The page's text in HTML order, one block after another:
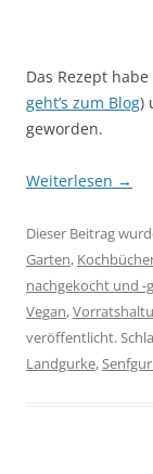
Das Rezept
geht’s zum Blog)
geworden.
Weiterlesen →
Dieser Beitrag
Garten,
nachgekocht und -
Vegan,
veröffentlicht.
Landgurke,